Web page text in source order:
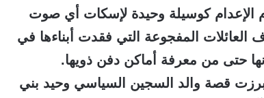
الإعدام كوسيلة وحيدة لإسكات أي صوت
المفجوعة التي فقدت أبناءها في
حتى من معرفة أماكن دفن ذويها.
قصة والد السجين السياسي وحيد بني